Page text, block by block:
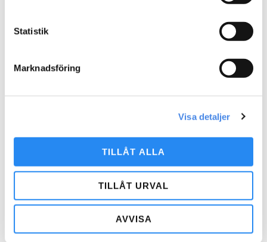
Statistik
Marknadsföring
Visa detaljer
TILLÅT ALLA
TILLÅT URVAL
AVVISA
LADDA NER DWG-FIL
Relaterade produkter